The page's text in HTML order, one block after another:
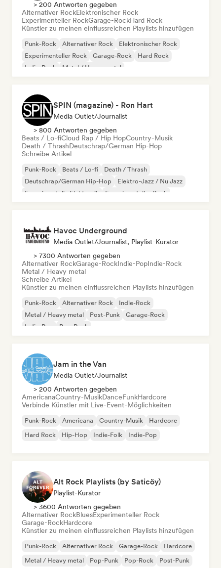
> 200 Antworten gegeben
Alternativer RockElektronischer Rock
Experimenteller RockGarage-RockHard Rock
Künstler zu meinen einflussreichen Playlists hinzufügen
Punk-Rock Alternativer Rock
Elektronischer Rock
Experimenteller Rock
Garage-Rock
Hard Rock
Indie-Rock
Metal / Heavy metal
SPIN (magazine) - Ron Hart
Media Outlet/Journalist
> 800 Antworten gegeben
Beats / Lo-fiCloud Rap / Hip HopCountry-Musik
Death / ThrashDeutschrap/German Hip-Hop
Schreibe Artikel
Punk-Rock Beats / Lo-fi
Death / Thrash
Deutschrap/German Hip-Hop
Elektro-Jazz / Nu Jazz
Experimentelle Elektronik
Experimenteller Rock
Havoc Underground
Media Outlet/Journalist, Playlist-Kurator
> 7300 Antworten gegeben
Alternativer RockGarage-RockIndie-PopIndie-Rock
Metal / Heavy metal
Schreibe Artikel
Künstler zu meinen einflussreichen Playlists hinzufügen
Punk-Rock Alternativer Rock
Indie-Rock
Metal / Heavy metal
Post-Punk
Garage-Rock
Indie-Pop
Pop-Rock
Jam in the Van
Media Outlet/Journalist
> 200 Antworten gegeben
AmericanaCountry-MusikDanceFunkHardcore
Verbinde Künstler mit Live-Event-Möglichkeiten
Punk-Rock Americana Country-Musik
Hardcore
Hard Rock
Hip-Hop Indie-Folk Indie-Pop
Alt Rock Playlists (by Saticöy)
Playlist-Kurator
> 3600 Antworten gegeben
Alternativer RockBluesExperimenteller Rock
Garage-RockHardcore
Künstler zu meinen einflussreichen Playlists hinzufügen
Punk-Rock Alternativer Rock Garage-Rock
Hardcore
Metal / Heavy metal
Pop-Punk Pop-Rock Post-Punk